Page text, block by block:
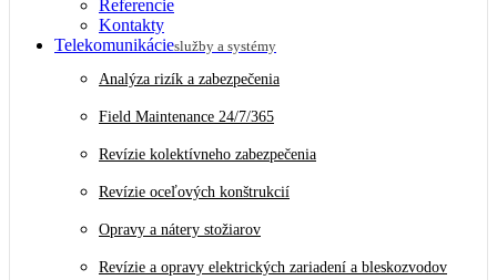
Referencie
Kontakty
Telekomunikácieslužby a systémy
Analýza rizík a zabezpečenia
Field Maintenance 24/7/365
Revízie kolektívneho zabezpečenia
Revízie oceľových konštrukcií
Opravy a nátery stožiarov
Revízie a opravy elektrických zariadení a bleskozvodov